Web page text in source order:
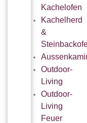
Kachelofen
Kachelherd
&
Outdoor-
Living
Outdoor-
Living
Feuer